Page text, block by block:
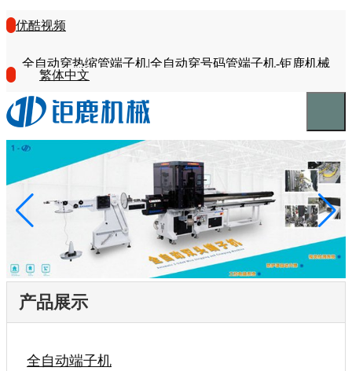
优酷视频
全自动穿热缩管端子机|全自动穿号码管端子机-钜鹿机械
繁体中文
产品展示
全自动端子机